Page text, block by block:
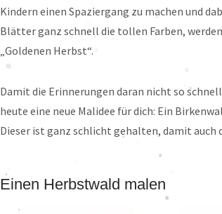
Kindern einen Spaziergang zu machen und
Blätter ganz schnell die tollen Farben,
„Goldenen Herbst“.
Damit die Erinnerungen daran nicht so
heute eine neue Malidee für dich: Ein
Dieser ist ganz schlicht gehalten, damit
Einen Herbstwald malen